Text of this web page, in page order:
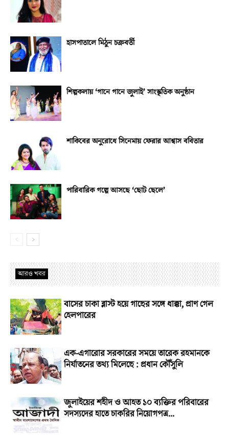
হাসপাতালে মিঠুন চক্রবর্তী
শিল্পকলায় ‘গানে গানে জুলাই’ সাংস্কৃতিক অনুষ্ঠান
শাকিবের অনুরোধে সিনেমায় ফেরার আশ্বাস ববিতার
পারিবারিক গল্পে আসছে ‘ছোট ছেলে’
আরও খবর
বাসের চাকা ব্লাস্ট হয়ে গাছের সঙ্গে ধাক্কা, প্রাণ গেল
হেলপারের
এক-এগারোর সরকারের সময়ে তারেক রহমানকে
নির্যাতনের তথ্য মিলেছে : প্রধান কৌঁসুলি
জুলাইয়ের শহীদ ও আহত ১০ ব্যক্তির পরিবারের
সদস্যদের হাতে চাকরির নিয়োগপত্র...